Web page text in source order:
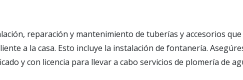
reparación y mantenimiento de tuberías y accesorios que
a la casa. Esto incluye la instalación de fontanería.
y con licencia para llevar a cabo servicios de plomería de